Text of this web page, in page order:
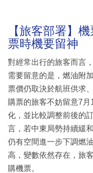
【旅客部署】
票時機要留神
對經常出行的旅客而言
需要留意的是，燃油附
票價仍取決於航班供求
購票的旅客不妨留意7
化，並比較調整前後的
言，若中東局勢持續緩
仍有空間進一步下調燃
高，變數依然存在，旅
購機票。